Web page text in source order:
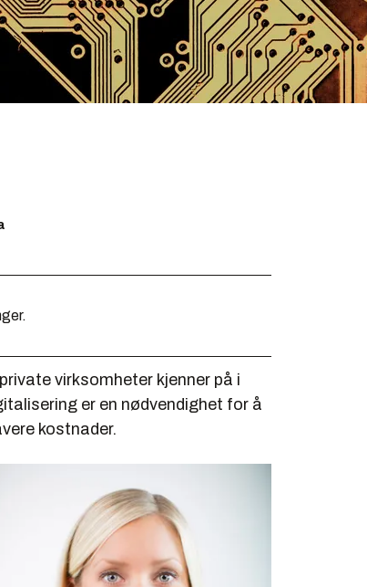
virksomheter kjenner på i
er en nødvendighet for å
kostnader.